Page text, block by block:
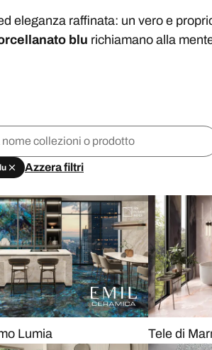
eleganza raffinata: un vero e
blu richiamano alla
Azzera filtri
Lumia Tele di